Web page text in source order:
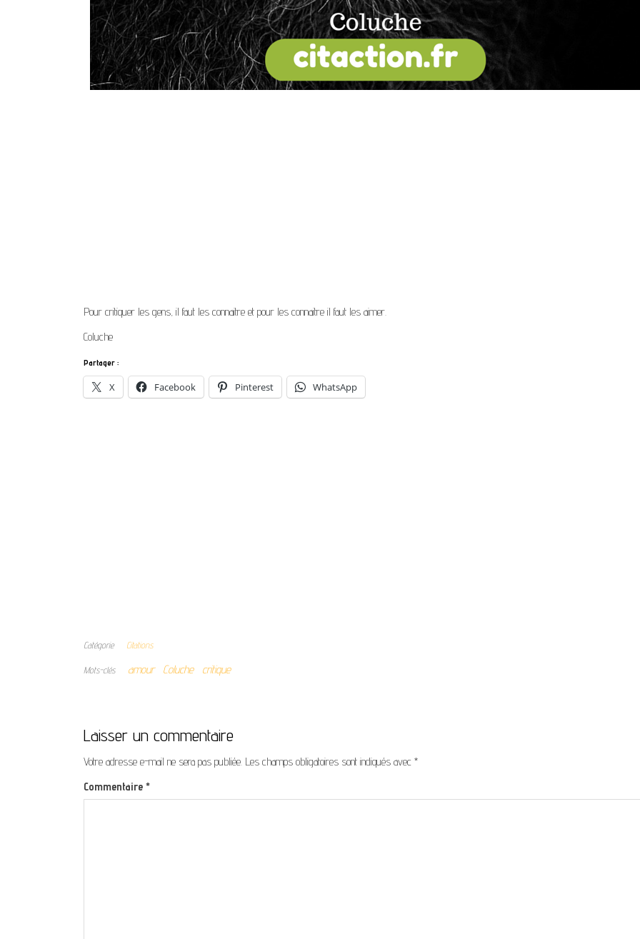
Pour critiquer les gens, il faut les connaitre et pour les connaitre il faut les aimer.
Coluche
Partager :
X Facebook Pinterest WhatsApp
Catégorie Citations
Mots-clés amour Coluche critique
Laisser un commentaire
Votre adresse e-mail ne sera pas publiée. Les champs obligatoires sont indiqués avec *
Commentaire *